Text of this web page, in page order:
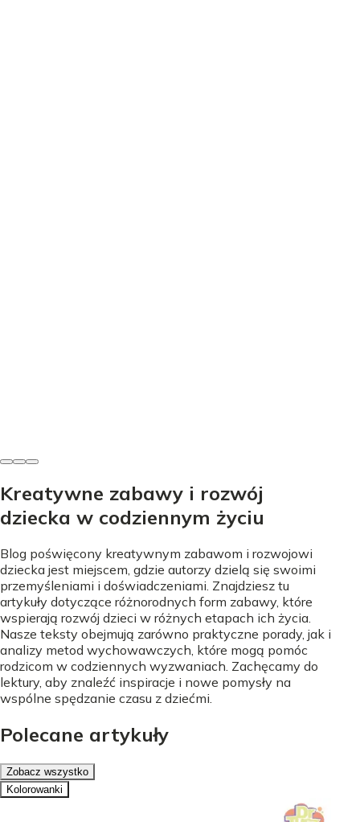
Kreatywne zabawy i rozwój
dziecka w codziennym życiu
Blog poświęcony kreatywnym zabawom i rozwojowi
dziecka jest miejscem, gdzie autorzy dzielą się swoimi
przemyśleniami i doświadczeniami. Znajdziesz tu
artykuły dotyczące różnorodnych form zabawy, które
wspierają rozwój dzieci w różnych etapach ich życia.
Nasze teksty obejmują zarówno praktyczne porady, jak i
analizy metod wychowawczych, które mogą pomóc
rodzicom w codziennych wyzwaniach. Zachęcamy do
lektury, aby znaleźć inspiracje i nowe pomysły na
wspólne spędzanie czasu z dziećmi.
Polecane artykuły
Zobacz wszystko
Kolorowanki